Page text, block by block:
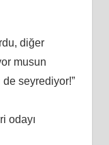
diğer
musun
de seyrediyor!”
odayı